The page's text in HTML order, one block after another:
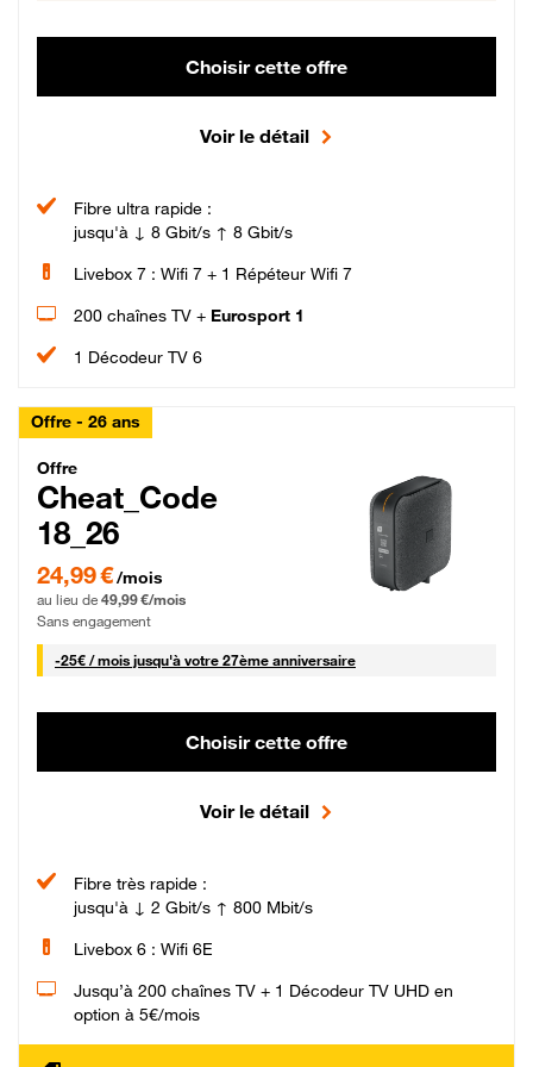
Choisir cette offre
Voir le détail
Fibre ultra rapide :
jusqu'à ↓ 8 Gbit/s ↑ 8 Gbit/s
Livebox 7 : Wifi 7 + 1 Répéteur Wifi 7
200 chaînes TV + Eurosport 1
1 Décodeur TV 6
Offre - 26 ans
Cheat_Code Fibre_18_26
Offre
Cheat_Code
18_26
24,99 € par mois pendant 0 mois puis 49,99 € par mois, Sans engagement
24,99 €/mois
au lieu de 49,99 €/mois
Sans engagement
-25€ / mois25 € par mois
jusqu'à votre 27ème anniversaire
Choisir cette offre
Voir le détail
Fibre très rapide :
jusqu'à ↓ 2 Gbit/s ↑ 800 Mbit/s
Livebox 6 : Wifi 6E
Jusqu’à 200 chaînes TV + 1 Décodeur TV UHD en
option à 5€/mois